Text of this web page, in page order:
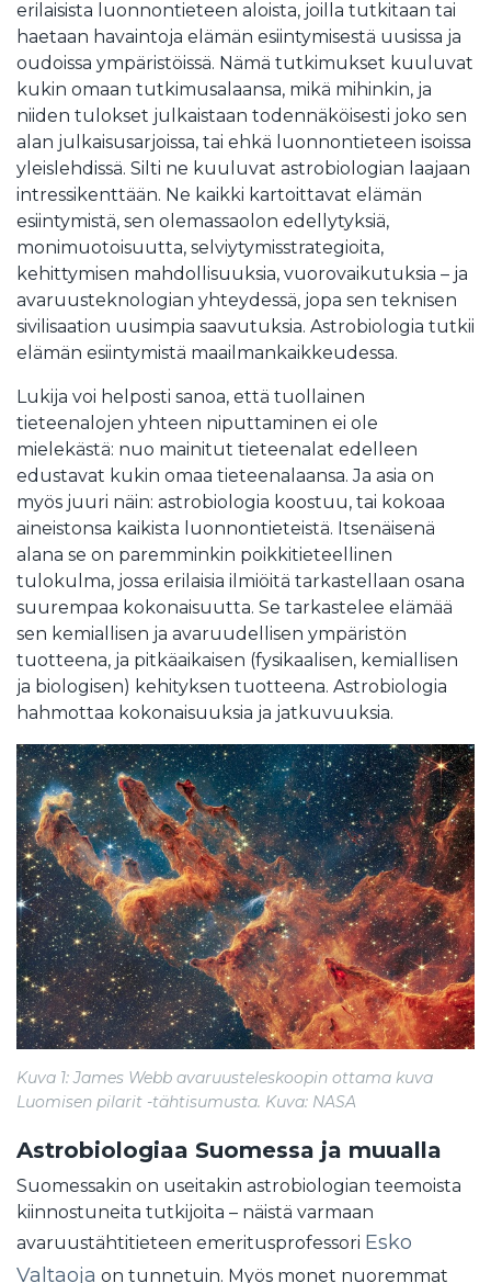
erilaisista luonnontieteen aloista, joilla tutkitaan tai
haetaan havaintoja elämän esiintymisestä uusissa ja
oudoissa ympäristöissä. Nämä tutkimukset kuuluvat
kukin omaan tutkimusalaansa, mikä mihinkin, ja
niiden tulokset julkaistaan todennäköisesti joko sen
alan julkaisusarjoissa, tai ehkä luonnontieteen isoissa
yleislehdissä. Silti ne kuuluvat astrobiologian laajaan
intressikenttään. Ne kaikki kartoittavat elämän
esiintymistä, sen olemassaolon edellytyksiä,
monimuotoisuutta, selviytymisstrategioita,
kehittymisen mahdollisuuksia, vuorovaikutuksia – ja
avaruusteknologian yhteydessä, jopa sen teknisen
sivilisaation uusimpia saavutuksia. Astrobiologia tutkii
elämän esiintymistä maailmankaikkeudessa.
Lukija voi helposti sanoa, että tuollainen
tieteenalojen yhteen niputtaminen ei ole
mielekästä: nuo mainitut tieteenalat edelleen
edustavat kukin omaa tieteenalaansa. Ja asia on
myös juuri näin: astrobiologia koostuu, tai kokoaa
aineistonsa kaikista luonnontieteistä. Itsenäisenä
alana se on paremminkin poikkitieteellinen
tulokulma, jossa erilaisia ilmiöitä tarkastellaan osana
suurempaa kokonaisuutta. Se tarkastelee elämää
sen kemiallisen ja avaruudellisen ympäristön
tuotteena, ja pitkäaikaisen (fysikaalisen, kemiallisen
ja biologisen) kehityksen tuotteena. Astrobiologia
hahmottaa kokonaisuuksia ja jatkuvuuksia.
Kuva 1: James Webb avaruusteleskoopin ottama kuva
Luomisen pilarit -tähtisumusta. Kuva: NASA
Astrobiologiaa Suomessa ja muualla
Suomessakin on useitakin astrobiologian teemoista
kiinnostuneita tutkijoita – näistä varmaan
avaruustähtitieteen emeritusprofessori Esko
Valtaoja on tunnetuin. Myös monet nuoremmat